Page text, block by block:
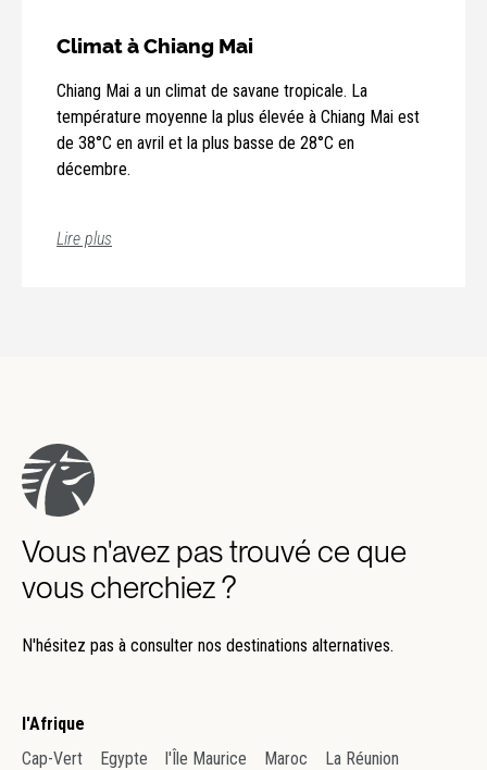
Climat à Chiang Mai
Chiang Mai a un climat de savane tropicale. La
température moyenne la plus élevée à Chiang Mai est
de 38°C en avril et la plus basse de 28°C en
décembre.
Lire plus
Vous n'avez pas trouvé ce que
vous cherchiez ?
N'hésitez pas à consulter nos destinations alternatives.
l'Afrique
Cap-Vert
Egypte l'Île Maurice Maroc La Réunion